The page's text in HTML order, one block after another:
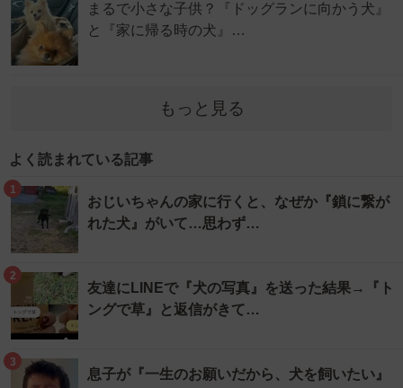
まるで小さな子供？『ドッグランに向かう犬』
と『家に帰る時の犬』…
もっと見る
よく読まれている記事
1
おじいちゃんの家に行くと、なぜか『鎖に繋が
れた犬』がいて…思わず…
2
友達にLINEで『犬の写真』を送った結果→『ト
ングで草』と返信がきて…
3
息子が『一生のお願いだから、犬を飼いたい』